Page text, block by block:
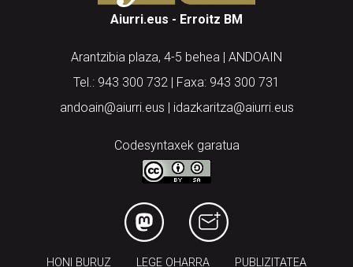
Aiurri.eus - Erroitz BM
Arantzibia plaza, 4-5 behea | ANDOAIN
Tel.: 943 300 732 | Faxa: 943 300 731
andoain@aiurri.eus | idazkaritza@aiurri.eus
Codesyntaxek garatua
HONI BURUZ LEGE OHARRA PUBLIZITATEA